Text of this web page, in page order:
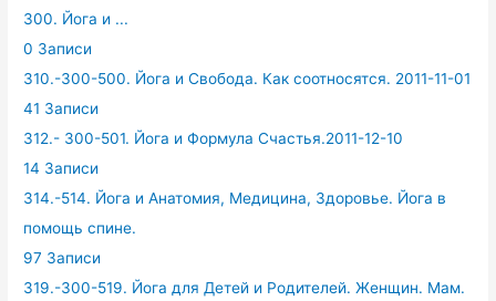
300. Йога и ...
0 Записи
310.-300-500. Йога и Свобода. Как соотносятся. 2011-11-01
41 Записи
312.- 300-501. Йога и Формула Счастья.2011-12-10
14 Записи
314.-514. Йога и Анатомия, Медицина, Здоровье. Йога в
помощь спине.
97 Записи
319.-300-519. Йога для Детей и Родителей. Женщин. Мам.